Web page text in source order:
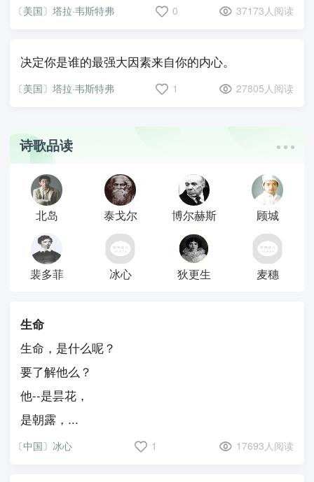
〔美国〕塔拉·韦斯特弗 0 37173人阅读
决定你是谁的最强大因素来自你的内心。
〔美国〕塔拉·韦斯特弗 1 27805人阅读
诗歌品读
北岛 泰戈尔 博尔赫斯 顾城
裴多菲 冰心 狄更生 麦穗
生命
生命，是什么呢？
要了解他么？
他--是昙花，
是朝露，...
〔中国〕冰心 1 17693人阅读